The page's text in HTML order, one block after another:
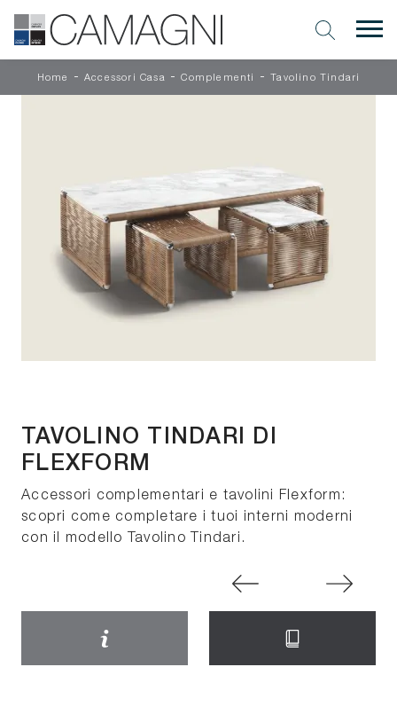
Home - Accessori Casa -Complementi - Tavolino Tindari
TAVOLINO TINDARI DI
FLEXFORM
Accessori complementari e tavolini Flexform:
scopri come completare i tuoi interni moderni
con il modello Tavolino Tindari.